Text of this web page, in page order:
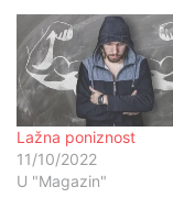
Lažna poniznost
11/10/2022
U "Magazin"